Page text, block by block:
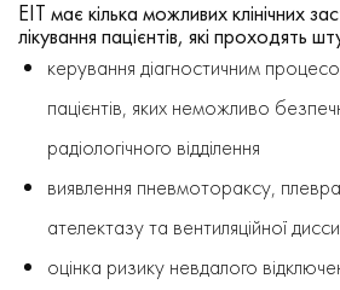
ЕІТ має кілька можливих клінічних
лікування пацієнтів, які проходять
керування діагностичним
пацієнтів, яких неможливо
радіологічного відділення
виявлення пневмотораксу,
ателектазу та вентиляційної
оцінка ризику невдалого